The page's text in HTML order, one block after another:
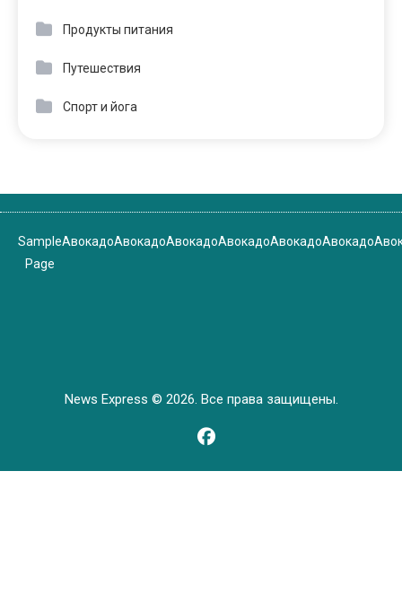
Продукты питания
Путешествия
Спорт и йога
Sample
Page
АвокадоАвокадоАвокадоАвокадоАвокадоАвокадо
News Express © 2026. Все права защищены.